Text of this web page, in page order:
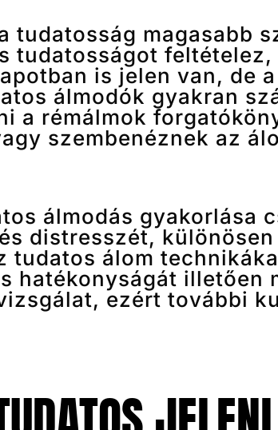
tudatosság magasabb
tudatosságot feltételez,
is jelen van, de
álmodók gyakran
a rémálmok
szembenéznek az
álmodás gyakorlása
distresszét,
tudatos álom
hatékonyságát illetően
ezért további